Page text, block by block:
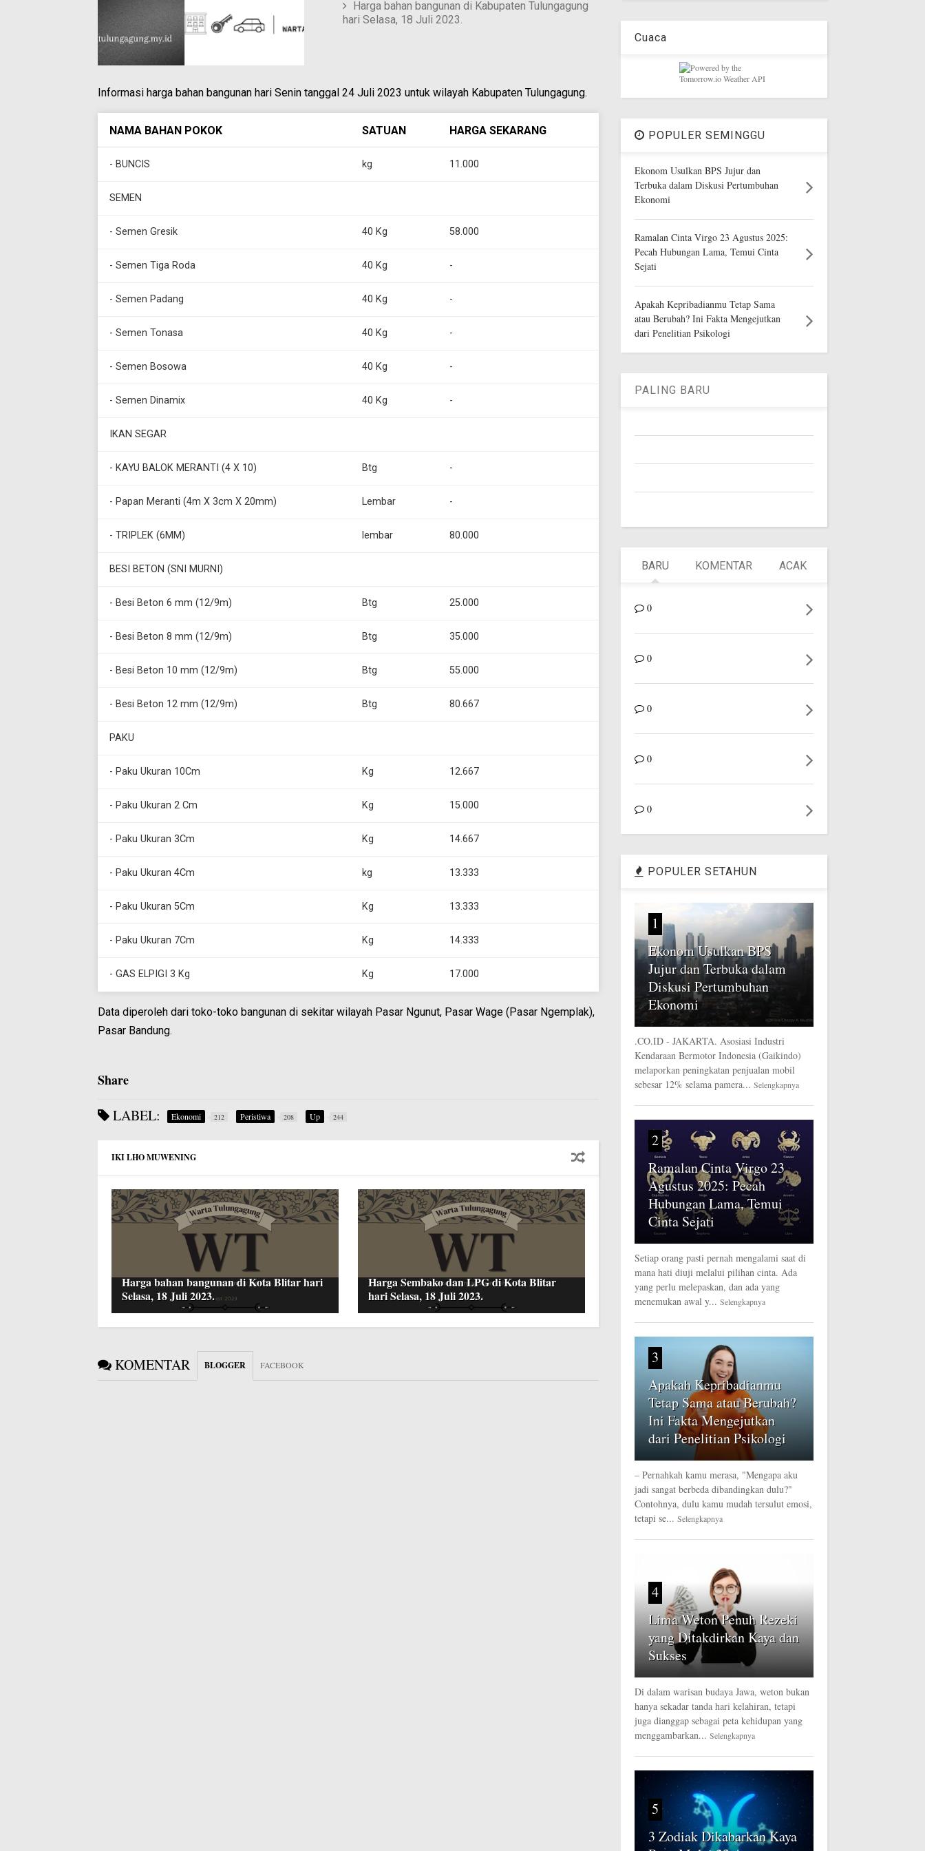
Harga bahan bangunan di Kabupaten Tulungagung
hari Selasa, 18 Juli 2023.
Informasi harga bahan bangunan hari Senin tanggal 24 Juli 2023 untuk wilayah Kabupaten Tulungagung.
NAMA BAHAN POKOK SATUAN HARGA SEKARANG
- BUNCIS kg 11.000
SEMEN
- Semen Gresik 40 Kg 58.000
- Semen Tiga Roda 40 Kg -
- Semen Padang 40 Kg -
- Semen Tonasa 40 Kg -
- Semen Bosowa 40 Kg -
- Semen Dinamix 40 Kg -
IKAN SEGAR
- KAYU BALOK MERANTI (4 X 10) Btg -
- Papan Meranti (4m X 3cm X 20mm) Lembar -
- TRIPLEK (6MM) lembar 80.000
BESI BETON (SNI MURNI)
- Besi Beton 6 mm (12/9m) Btg 25.000
- Besi Beton 8 mm (12/9m) Btg 35.000
- Besi Beton 10 mm (12/9m) Btg 55.000
- Besi Beton 12 mm (12/9m) Btg 80.667
PAKU
- Paku Ukuran 10Cm Kg 12.667
- Paku Ukuran 2 Cm Kg 15.000
- Paku Ukuran 3Cm Kg 14.667
- Paku Ukuran 4Cm kg 13.333
- Paku Ukuran 5Cm Kg 13.333
- Paku Ukuran 7Cm Kg 14.333
- GAS ELPIGI 3 Kg Kg 17.000
Data diperoleh dari toko-toko bangunan di sekitar wilayah Pasar Ngunut, Pasar Wage (Pasar Ngemplak),
Pasar Bandung.
Share
LABEL: Ekonomi 212 Peristiwa 208 Up 244
IKI LHO MUWENING
Harga bahan bangunan di Kota Blitar hari
Selasa, 18 Juli 2023.
Harga Sembako dan LPG di Kota Blitar
hari Selasa, 18 Juli 2023.
KOMENTAR BLOGGER FACEBOOK
Cuaca
POPULER SEMINGGU
Ekonom Usulkan BPS Jujur dan
Terbuka dalam Diskusi Pertumbuhan
Ekonomi
Ramalan Cinta Virgo 23 Agustus 2025:
Pecah Hubungan Lama, Temui Cinta
Sejati
Apakah Kepribadianmu Tetap Sama
atau Berubah? Ini Fakta Mengejutkan
dari Penelitian Psikologi
PALING BARU
BARU KOMENTAR ACAK
0
0
0
0
0
POPULER SETAHUN
1
Ekonom Usulkan BPS
Jujur dan Terbuka dalam
Diskusi Pertumbuhan
Ekonomi
.CO.ID - JAKARTA. Asosiasi Industri
Kendaraan Bermotor Indonesia (Gaikindo)
melaporkan peningkatan penjualan mobil
sebesar 12% selama pamera... Selengkapnya
2
Ramalan Cinta Virgo 23
Agustus 2025: Pecah
Hubungan Lama, Temui
Cinta Sejati
Setiap orang pasti pernah mengalami saat di
mana hati diuji melalui pilihan cinta. Ada
yang perlu melepaskan, dan ada yang
menemukan awal y... Selengkapnya
3
Apakah Kepribadianmu
Tetap Sama atau Berubah?
Ini Fakta Mengejutkan
dari Penelitian Psikologi
– Pernahkah kamu merasa, "Mengapa aku
jadi sangat berbeda dibandingkan dulu?"
Contohnya, dulu kamu mudah tersulut emosi,
tetapi se... Selengkapnya
4
Lima Weton Penuh Rezeki
yang Ditakdirkan Kaya dan
Sukses
Di dalam warisan budaya Jawa, weton bukan
hanya sekadar tanda hari kelahiran, tetapi
juga dianggap sebagai peta kehidupan yang
menggambarkan... Selengkapnya
5
3 Zodiak Dikabarkan Kaya